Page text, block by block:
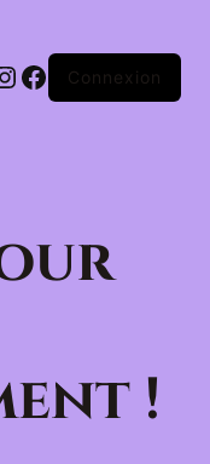
Facebook
Connexion
!